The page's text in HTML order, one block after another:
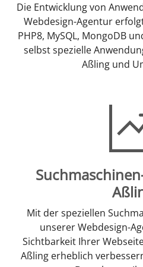
Die Entwicklung von
Webdesign-Agentur
PHP8, MySQL, MongoDB
selbst spezielle
Aßling und
Mit der speziellen
unserer Webdesign-
Sichtbarkeit Ihrer
Aßling erheblich